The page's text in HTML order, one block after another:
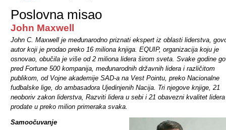
Poslovna misao
John Maxwell
John C. Maxwell je međunarodno priznati ekspert iz oblasti liderstva,
autor koji je prodao preko 16 miliona knjiga. EQUIP, organizacija koju je
osnovao, obučila je više od 2 miliona lidera širom sveta. Svake godine
pred Fortune 500 kompanija, međunarodnih državnih lidera i različitom
publikom, od Vojne akademije SAD-a na Vest Pointu, preko Nacionalne
fudbalske lige, do ambasadora Ujedinjenih Nacija. Tri njegove knjige, 21
neoboriv zakon liderstva, Razviti lidera u sebi i 21 obavezni kvalitet
prodate u preko milion primeraka svaka.
Samoočuvanje